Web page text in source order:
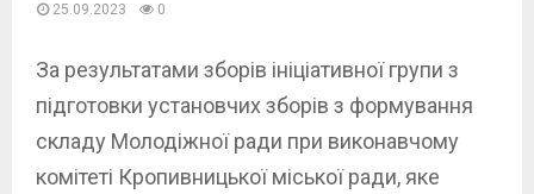
25.09.2023 0
За результатами зборів ініціативної групи з
підготовки установчих зборів з формування
складу Молодіжної ради при виконавчому
комітеті Кропивницької міської ради, яке